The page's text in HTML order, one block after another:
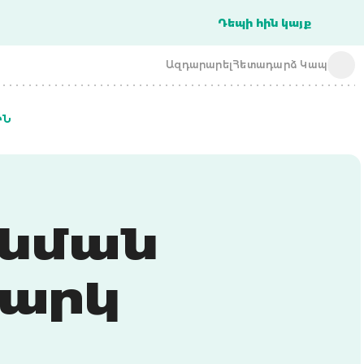
Դեպի հին կայք
ԱզդարարելՀետադարձ Կապ